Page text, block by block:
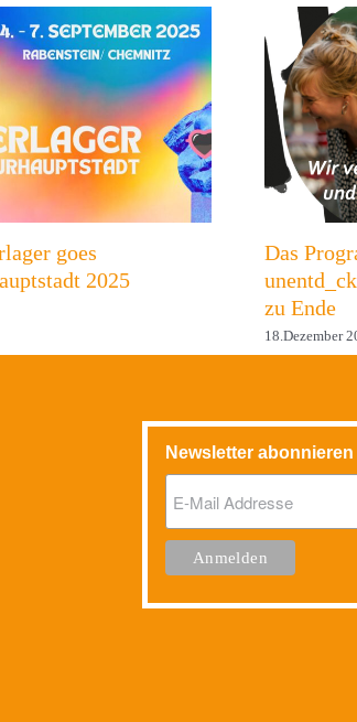
goes
2025
Das
zu Ende
18.Dezember
Newsletter abonnieren